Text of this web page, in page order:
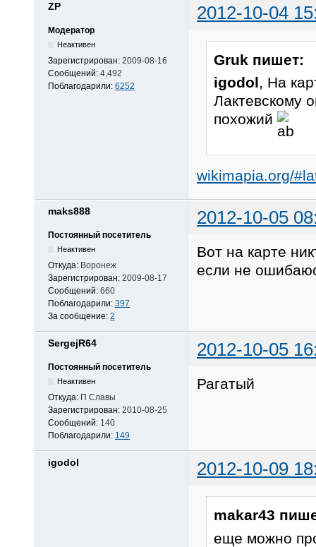
ZP 2012-10-04
Модератор
Неактивен
Зарегистрирован: 2009-08-16
Сообщений: 4,492
Поблагодарили: 6252
Gruk пишет:
igodol, На
Лактевскому
похожий
wikimapia.org/
maks888 2012-10-05
Постоянный посетитель
Неактивен
Откуда: Воронеж
Зарегистрирован: 2009-08-17
Сообщений: 660
Поблагодарили: 397
За сообщение: 2
Вот на карте
если не
SergejR64 2012-10-05
Постоянный посетитель
Неактивен
Откуда: П Славы
Зарегистрирован: 2010-08-25
Сообщений: 140
Поблагодарили: 149
Рагатый
igodol 2012-10-09
makar43
еще можно